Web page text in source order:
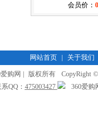
会员价：
网站首页 关于我们
爱购网 | 版权所有 CopyRight ©
QQ： 475003427 360爱购